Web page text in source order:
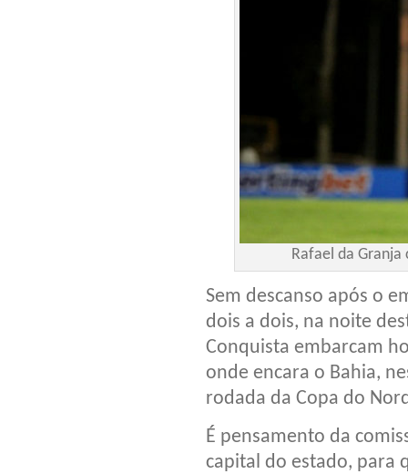
Rafael da
Sem descanso após o
dois a dois, na noite
Conquista embarcam
onde encara o Bahia,
rodada da Copa do
É pensamento da
capital do estado, para